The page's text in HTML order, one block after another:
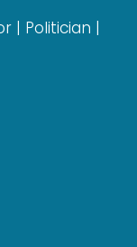
| Politician |